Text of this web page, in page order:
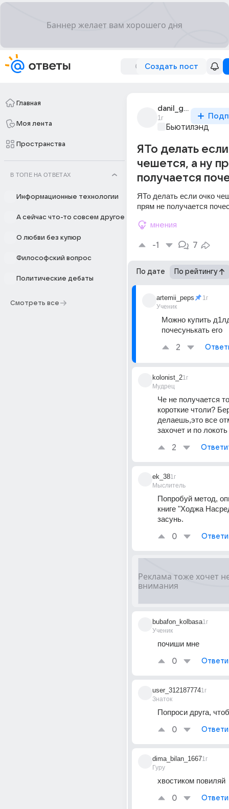
Создать пост
Главная
Моя лента
Пространства
В ТОПЕ НА ОТВЕТАХ
Информационные технологии
А сейчас что-то совсем другое
О любви без купюр
Философский вопрос
Политические дебаты
Смотреть все
danil_gaev_36
1г
Бьютилэнд
ЯТо делать
чешется, а ну
получается
ЯТо делать если очко
прям не получается
мнения
-1 7
По дате По рейтингу
artemii_peps
Ученик
1г
Можно купить
почесунькать его
2
kolonist_2
Мудрец
1г
Че не получается
короткие чтоли?
делаешь,это все
захочет и по
2
ek_38
Мыслитель
1г
Попробуй метод,
книге "Ходжа
засунь.
0
bubafon_kolbasa
Ученик
1г
почиши мне
0
user_312187774
Знаток
1г
Попроси друга,
0
dima_bilan_1667
Гуру
1г
хвостиком повиляй
0